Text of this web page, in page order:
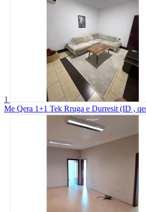
1
Me Qera 1+1 Tek Rruga e Durresit (ID ,